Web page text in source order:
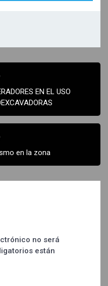
EN EL USO
en la zona
no será
están